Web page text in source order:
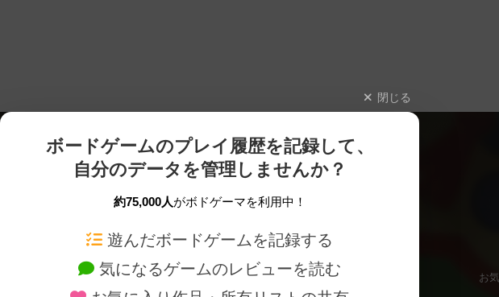
閉じる
ボードゲームのプレイ履歴を記録して、
自分のデータを管理しませんか？
約75,000人がボドゲーマを利用中！
遊んだボードゲームを記録する
気になるゲームのレビューを読む
ボードゲームを検索する 新作・再入荷情報 お